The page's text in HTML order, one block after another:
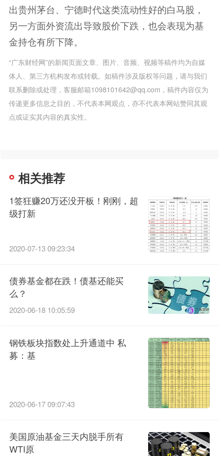
出贵州茅台、宁德时代这类流动性好的白马股，
另一方面外资流出导致股价下跌，也会表现为基
金持仓有所下降。
“广东财经网”的新闻页面文章、图片、音频、视频等稿件均为自媒
体人、第三方机构发布或转载。如稿件涉及版权等问题，请与我们
联系删除或处理，客服邮箱1098101642@qq.com，稿件内容仅为
传递更多信息之目的，不代表本网观点，亦不代表本网站赞同其观
点或证实其内容的真实性。
相关推荐
1签狂赚20万还没开板！刚刚，超
级打新
2020-07-13 09:23:34
债券基金都在跌！债基还能买
么？
2020-06-18 10:05:59
钢铁板块指数处上升通道中 私
募：基
2020-06-17 09:07:43
美国原油基金三天内脱手所有
WTI原